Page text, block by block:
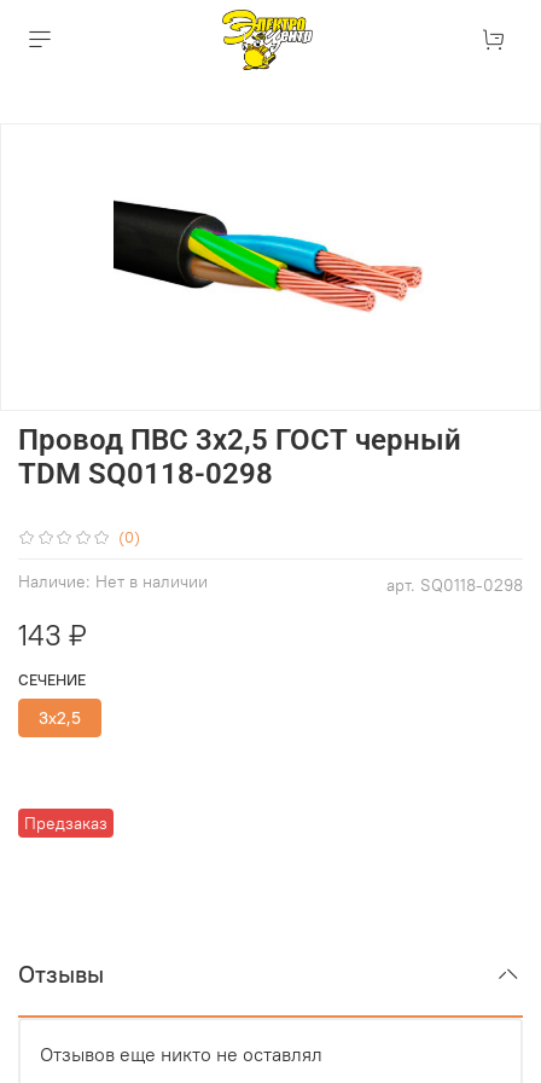
(0)
арт. SQ0118-0298
Наличие: Нет в наличии
Предзаказ
Провод ПВС 3х2,5 ГОСТ черный
TDM SQ0118-0298
143 ₽
СЕЧЕНИЕ
3х2,5
Отзывы
Отзывов еще никто не оставлял